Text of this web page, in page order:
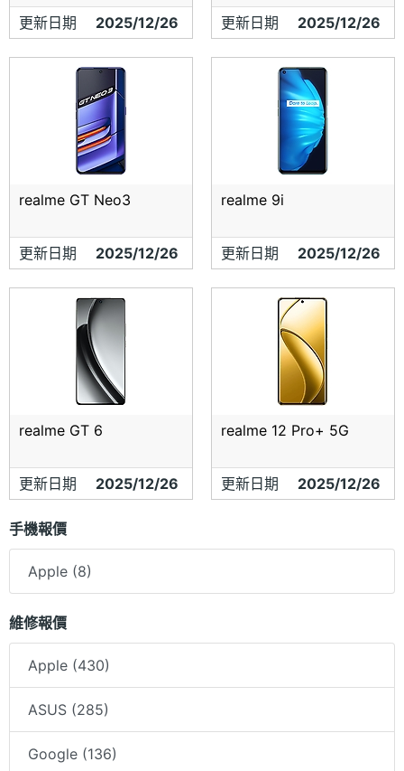
更新日期 2025/12/26 更新日期 2025/12/26
realme GT Neo3
更新日期 2025/12/26
realme 9i
更新日期 2025/12/26
realme GT 6
更新日期 2025/12/26
realme 12 Pro+ 5G
更新日期 2025/12/26
手機報價
Apple (8)
維修報價
Apple (430)
ASUS (285)
Google (136)